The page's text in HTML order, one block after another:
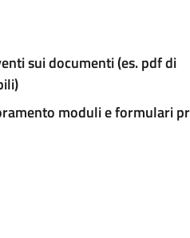
sui documenti (es. pdf di
moduli e formulari